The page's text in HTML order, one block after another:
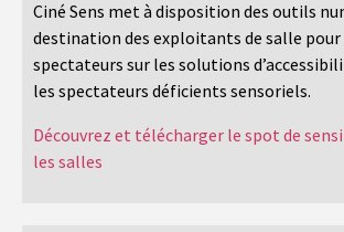
Ciné Sens met à disposition des outils
destination des exploitants de salle
spectateurs sur les solutions
les spectateurs déficients sensoriels.
Découvrez et télécharger le spot de
les salles